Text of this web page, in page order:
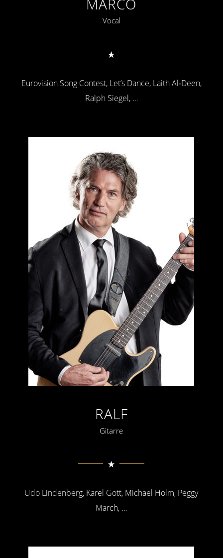
MARCO
Vocal
Eurovision Song Contest, Let’s Dance, Laith Al‑Deen,
Ralph Siegel, …
RALF
Gitarre
Udo Lindenberg, Karel Gott, Michael Holm, Peggy
March, …